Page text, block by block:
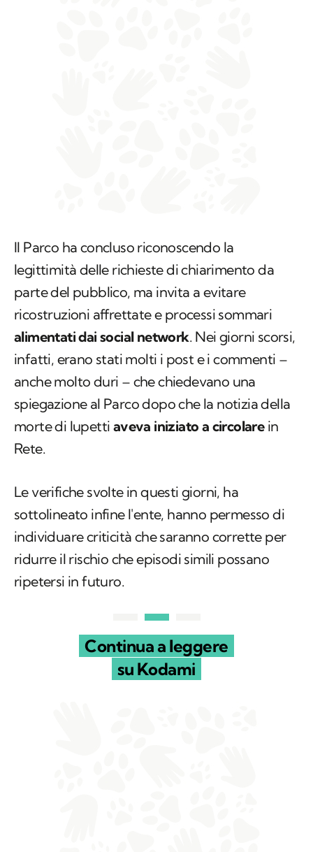
Il Parco ha concluso riconoscendo la
legittimità delle richieste di chiarimento da
parte del pubblico, ma invita a evitare
ricostruzioni affrettate e processi sommari
alimentati dai social network. Nei giorni scorsi,
infatti, erano stati molti i post e i commenti –
anche molto duri – che chiedevano una
spiegazione al Parco dopo che la notizia della
morte di lupetti aveva iniziato a circolarein
Rete.
Le verifiche svolte in questi giorni, ha
sottolineato infine l'ente, hanno permesso di
individuare criticità che saranno corrette per
ridurre il rischio che episodi simili possano
ripetersi in futuro.
Continua a leggere
su Kodami